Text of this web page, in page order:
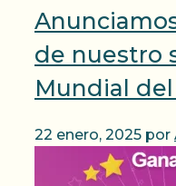
de nuestro
Mundial
22 enero, 2025 por